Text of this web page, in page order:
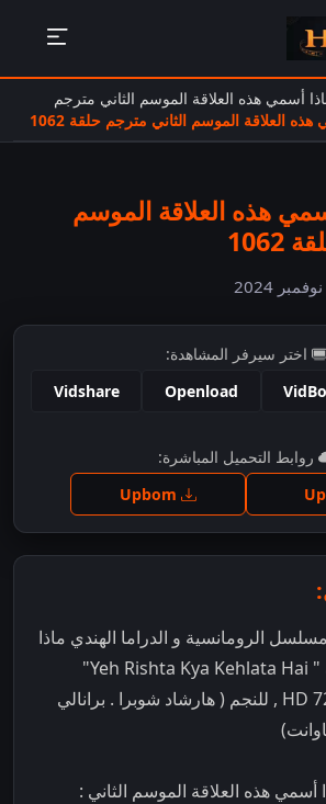
أسمي هذه العلاقة الموسم الثاني مترجم
العلاقة الموسم الثاني مترجم حلقة 1062
هذه العلاقة الموسم
اختر سيرفر المشاهدة:
Openload
Vidshare
اضغط للمشاهدة
روابط التحميل المباشرة:
الرومانسية و الدراما الهندي ماذا
أسمي هذه العلاقة " Yeh Rishta Kya Kehlata Hai"
مترجم بجودة HD 720p , للنجم ( هارشاد شوبرا . برانالي
هذه العلاقة الموسم الثاني :